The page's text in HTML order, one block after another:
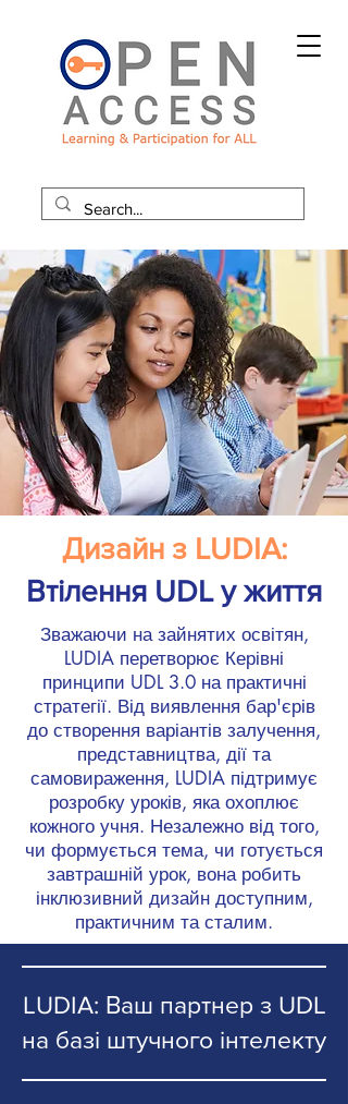
Дизайн з LUDIA:
Втілення UDL у життя
Зважаючи на зайнятих освітян,
LUDIA перетворює Керівні
принципи UDL 3.0 на практичні
стратегії. Від виявлення бар'єрів
до створення варіантів залучення,
представництва, дії та
самовираження, LUDIA підтримує
розробку уроків, яка охоплює
кожного учня. Незалежно від того,
чи формується тема, чи готується
завтрашній урок, вона робить
інклюзивний дизайн доступним,
практичним та сталим.
LUDIA: Ваш партнер з UDL
на базі штучного інтелекту